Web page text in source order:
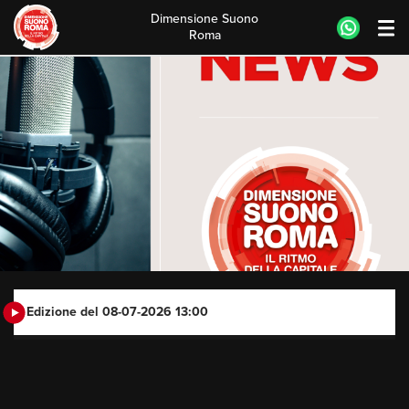
Skip
to
content
Dimensione Suono
Roma
Edizione del 08-07-2026 13:00